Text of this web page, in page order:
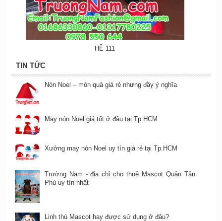
HỀ 111
TIN TỨC
Nón Noel – món quà giá rẻ nhưng đầy ý nghĩa
May nón Noel giá tốt ở đâu tại Tp.HCM
Xưởng may nón Noel uy tín giá rẻ tại Tp.HCM
Trường Nam - địa chỉ cho thuê Mascot Quận Tân
Phú uy tín nhất
Linh thú Mascot hay được sử dụng ở đâu?